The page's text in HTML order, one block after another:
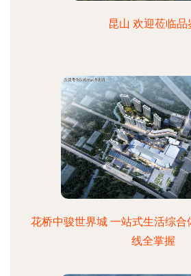
昆山 欢迎莅临品
花桥中骏世界城 一站式生活综
线全掌握